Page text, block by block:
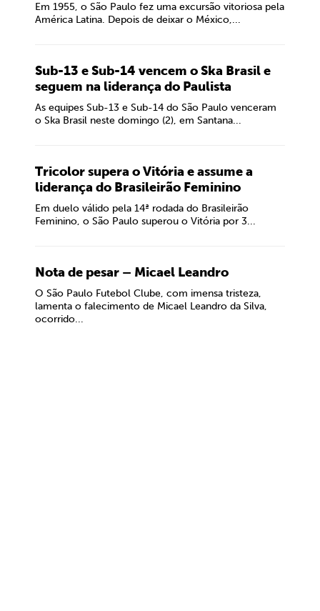
Em 1955, o São Paulo fez uma excursão vitoriosa pela
América Latina. Depois de deixar o México,...
Sub-13 e Sub-14 vencem o Ska Brasil e
seguem na liderança do Paulista
As equipes Sub-13 e Sub-14 do São Paulo venceram
o Ska Brasil neste domingo (2), em Santana...
Tricolor supera o Vitória e assume a
liderança do Brasileirão Feminino
Em duelo válido pela 14ª rodada do Brasileirão
Feminino, o São Paulo superou o Vitória por 3...
Nota de pesar – Micael Leandro
O São Paulo Futebol Clube, com imensa tristeza,
lamenta o falecimento de Micael Leandro da Silva,
ocorrido...